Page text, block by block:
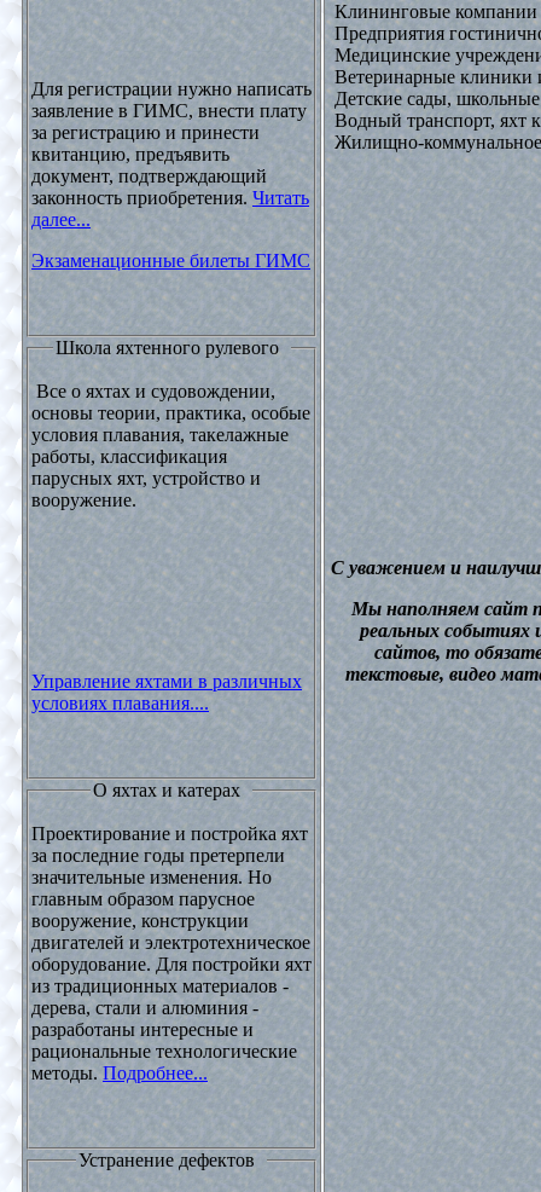
Для регистрации нужно написать
заявление в ГИМС, внести плату
за регистрацию и принести
квитанцию, предъявить
документ, подтверждающий
законность приобретения. Читать
далее...
Экзаменационные билеты ГИМС
Школа яхтенного рулевого
Все о яхтах и судовождении,
основы теории, практика, особые
условия плавания, такелажные
работы, классификация
парусных яхт, устройство и
вооружение.
Управление яхтами в различных
условиях плавания....
О яхтах и катерах
Проектирование и постройка яхт
за последние годы претерпели
значительные изменения. Но
главным образом парусное
вооружение, конструкции
двигателей и электротехническое
оборудование. Для постройки яхт
из традиционных материалов -
дерева, стали и алюминия -
разработаны интересные и
рациональные технологические
методы.Подробнее...
Устранение дефектов
Клининговые компании
Предприятия
Медицинские
Ветеринарные клиники
Детские сады,
Водный транспорт,
Жилищно-коммунальное
С уважением и
Мы наполняем сайт
реальных событиях
сайтов, то
текстовые, видео